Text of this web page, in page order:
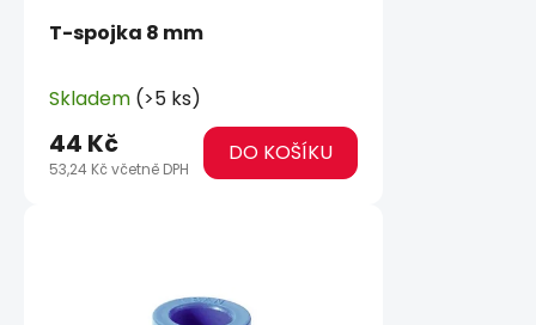
T-spojka 8 mm
Skladem (>5 ks)
53,24 Kč včetně DPH
44 Kč DO KOŠÍKU